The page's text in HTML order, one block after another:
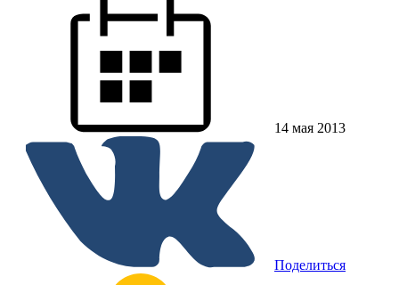
14 мая 2013
Поделиться